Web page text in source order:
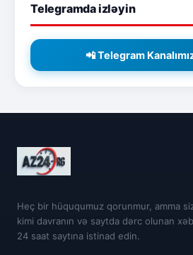
Telegramda izləyin
📲 Telegram
Heç bir hüququmuz qorunmur, amma
kimi davranın və saytda dərc olunan
24 saat saytına istinad edin.